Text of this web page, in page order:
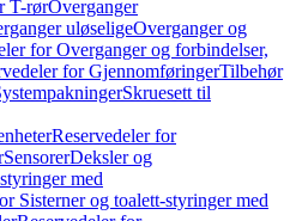
T-rørOverganger
uløseligeOverganger og
for Overganger og forbindelser,
for GjennomføringerTilbehør
Skruesett til
Reservedeler for
SensorerDeksler og
med
Sisterner og toalett-styringer med